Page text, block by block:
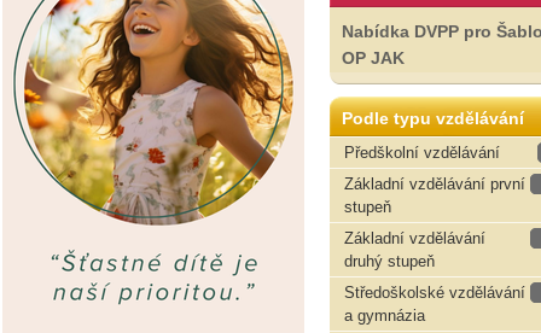
Nabídka DVPP pro
OP JAK
Podle typu vzdělávání
Předškolní vzdělávání
Základní vzdělávání první
stupeň
Základní vzdělávání
druhý stupeň
Středoškolské vzdělávání
a gymnázia